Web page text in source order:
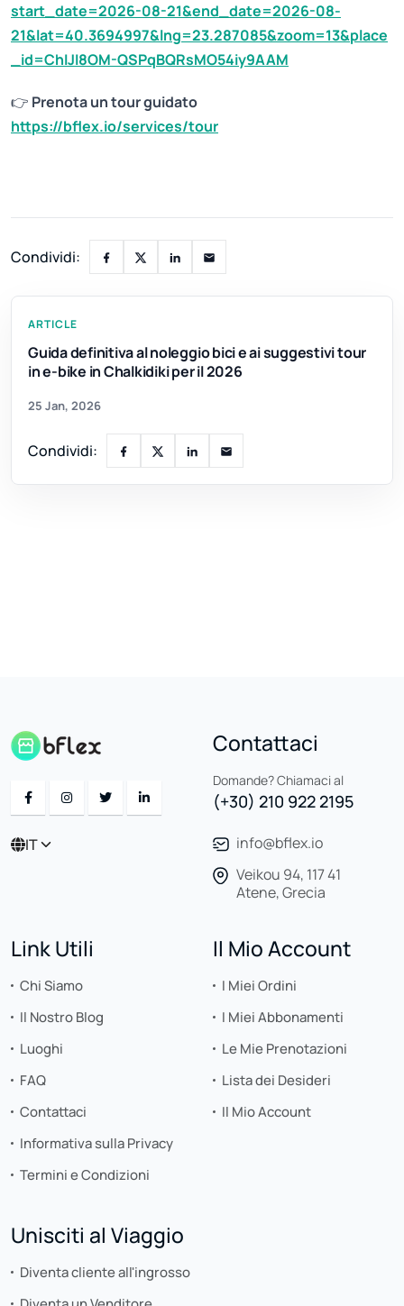
start_date=2026-08-21&end_date=2026-08-
21&lat=40.3694997&lng=23.287085&zoom=13&place
_id=ChIJI8OM-QSPqBQRsMO54iy9AAM
👉 Prenota un tour guidato
https://bflex.io/services/tour
Condividi:
ARTICLE
Guida definitiva al noleggio bici e ai suggestivi tour
in e-bike in Chalkidiki per il 2026
25 Jan, 2026
Condividi:
IT
Contattaci
Domande? Chiamaci al
(+30) 210 922 2195
info@bflex.io
Veikou 94, 117 41
Atene, Grecia
Link Utili
Chi Siamo
Il Nostro Blog
Luoghi
FAQ
Contattaci
Informativa sulla Privacy
Termini e Condizioni
Il Mio Account
I Miei Ordini
I Miei Abbonamenti
Le Mie Prenotazioni
Lista dei Desideri
Il Mio Account
Unisciti al Viaggio
Diventa cliente all'ingrosso